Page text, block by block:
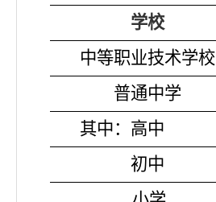
学校
中等职业技术学校
普通中学
其中：高中
初中